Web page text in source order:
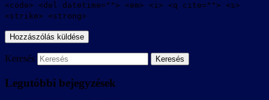
<code> <del datetime=""> <em> <i> <q cite=""> <s>
<strike> <strong>
Keresés
Legutóbbi bejegyzések